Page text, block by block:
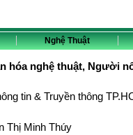
Nghệ Thuật
hóa nghệ thuật, Người
tin & Truyền thông
Thị Minh Thúy